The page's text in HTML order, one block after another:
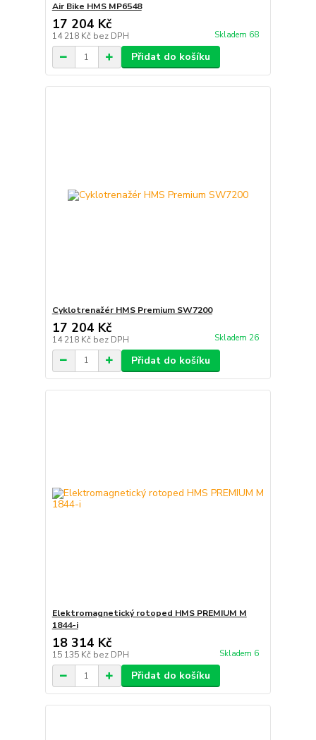
Air Bike HMS MP6548
17 204 Kč
14 218 Kč bez DPH Skladem 68
Přidat do košíku
Cyklotrenažér HMS Premium SW7200
17 204 Kč
14 218 Kč bez DPH Skladem 26
Přidat do košíku
Elektromagnetický rotoped HMS PREMIUM M
1844-i
18 314 Kč
15 135 Kč bez DPH Skladem 6
Přidat do košíku